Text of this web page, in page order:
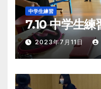
中学生練習
7.10 中学生練
2023年7月11日